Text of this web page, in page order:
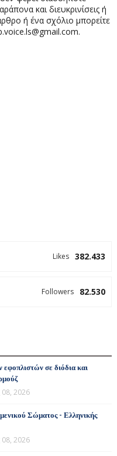
και διευκρινίσεις ή
ή ένα σχόλιο μπορείτε
382.433
Likes
82.530
Followers
εφοπλιστών σε διόδια και
08, 2026
Σώματος - Ελληνικής
08, 2026